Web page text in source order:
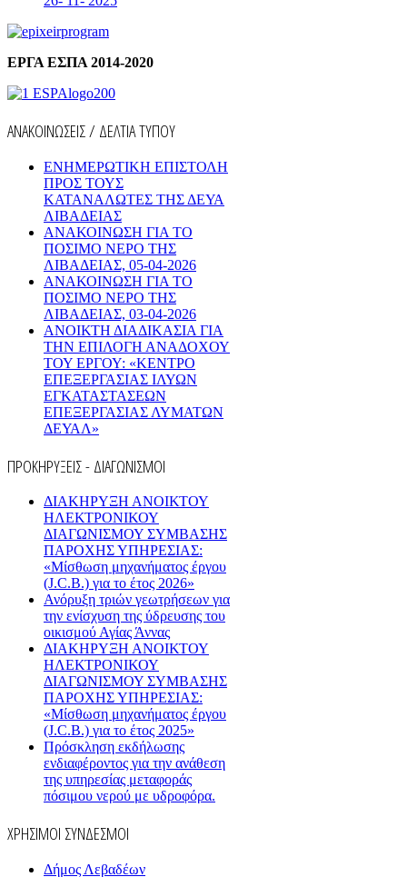
ΕΡΓΑ ΕΣΠΑ 2014-2020
ΑΝΑΚΟΙΝΩΣΕΙΣ / ΔΕΛΤΙΑ ΤΥΠΟΥ
ΕΝΗΜΕΡΩΤΙΚΗ ΕΠΙΣΤΟΛΗ
ΠΡΟΣ ΤΟΥΣ
ΚΑΤΑΝΑΛΩΤΕΣ ΤΗΣ ΔΕΥΑ
ΛΙΒΑΔΕΙΑΣ
ΑΝΑΚΟΙΝΩΣΗ ΓΙΑ ΤΟ
ΠΟΣΙΜΟ ΝΕΡΟ ΤΗΣ
ΛΙΒΑΔΕΙΑΣ, 05-04-2026
ΑΝΑΚΟΙΝΩΣΗ ΓΙΑ ΤΟ
ΠΟΣΙΜΟ ΝΕΡΟ ΤΗΣ
ΛΙΒΑΔΕΙΑΣ, 03-04-2026
AΝΟΙΚΤΗ ΔΙΑΔΙΚΑΣΙΑ ΓΙΑ
ΤΗΝ ΕΠΙΛΟΓΗ ΑΝΑΔΟΧΟΥ
ΤΟΥ ΕΡΓΟΥ: «ΚΕΝΤΡΟ
ΕΠΕΞΕΡΓΑΣΙΑΣ ΙΛΥΩΝ
ΕΓΚΑΤΑΣΤΑΣΕΩΝ
ΕΠΕΞΕΡΓΑΣΙΑΣ ΛΥΜΑΤΩΝ
ΔΕΥΑΛ»
ΠΡΟΚΗΡΥΞΕΙΣ - ΔΙΑΓΩΝΙΣΜΟΙ
ΔΙΑΚΗΡΥΞΗ ΑΝΟΙΚΤΟΥ
ΗΛΕΚΤΡΟΝΙΚΟΥ
ΔΙΑΓΩΝΙΣΜΟΥ ΣΥΜΒΑΣΗΣ
ΠΑΡΟΧΗΣ ΥΠΗΡΕΣΙΑΣ:
«Μίσθωση μηχανήματος έργου
(J.C.B.) για το έτος 2026»
Ανόρυξη τριών γεωτρήσεων για
την ενίσχυση της ύδρευσης του
οικισμού Αγίας Άννας
ΔΙΑΚΗΡΥΞΗ ΑΝΟΙΚΤΟΥ
ΗΛΕΚΤΡΟΝΙΚΟΥ
ΔΙΑΓΩΝΙΣΜΟΥ ΣΥΜΒΑΣΗΣ
ΠΑΡΟΧΗΣ ΥΠΗΡΕΣΙΑΣ:
«Μίσθωση μηχανήματος έργου
(J.C.B.) για το έτος 2025»
Πρόσκληση εκδήλωσης
ενδιαφέροντος για την ανάθεση
της υπηρεσίας μεταφοράς
πόσιμου νερού με υδροφόρα.
ΧΡΗΣΙΜΟΙ ΣΥΝΔΕΣΜΟΙ
Δήμος Λεβαδέων